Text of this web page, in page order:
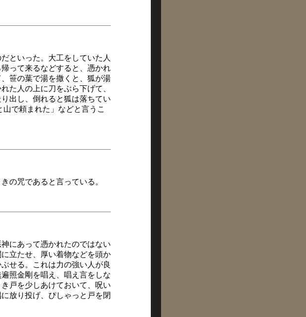
といった。大工をしていた人
って来るなどすると、憑かれ
笹の葉で湯を撒くと、狐が湯
た人の上に刀をぶら下げて、
出し、倒れると狐は落ちてい
で頼まれた」などと言うこ
の咒であると言っている。
にあって憑かれたのではない
立たせ、厚い着物などを頭か
せる。これは力の強い人が良
照金剛を唱え、唱え言をしな
戸を少しあけておいて、呪い
放り投げ、ぴしゃっと戸を閉